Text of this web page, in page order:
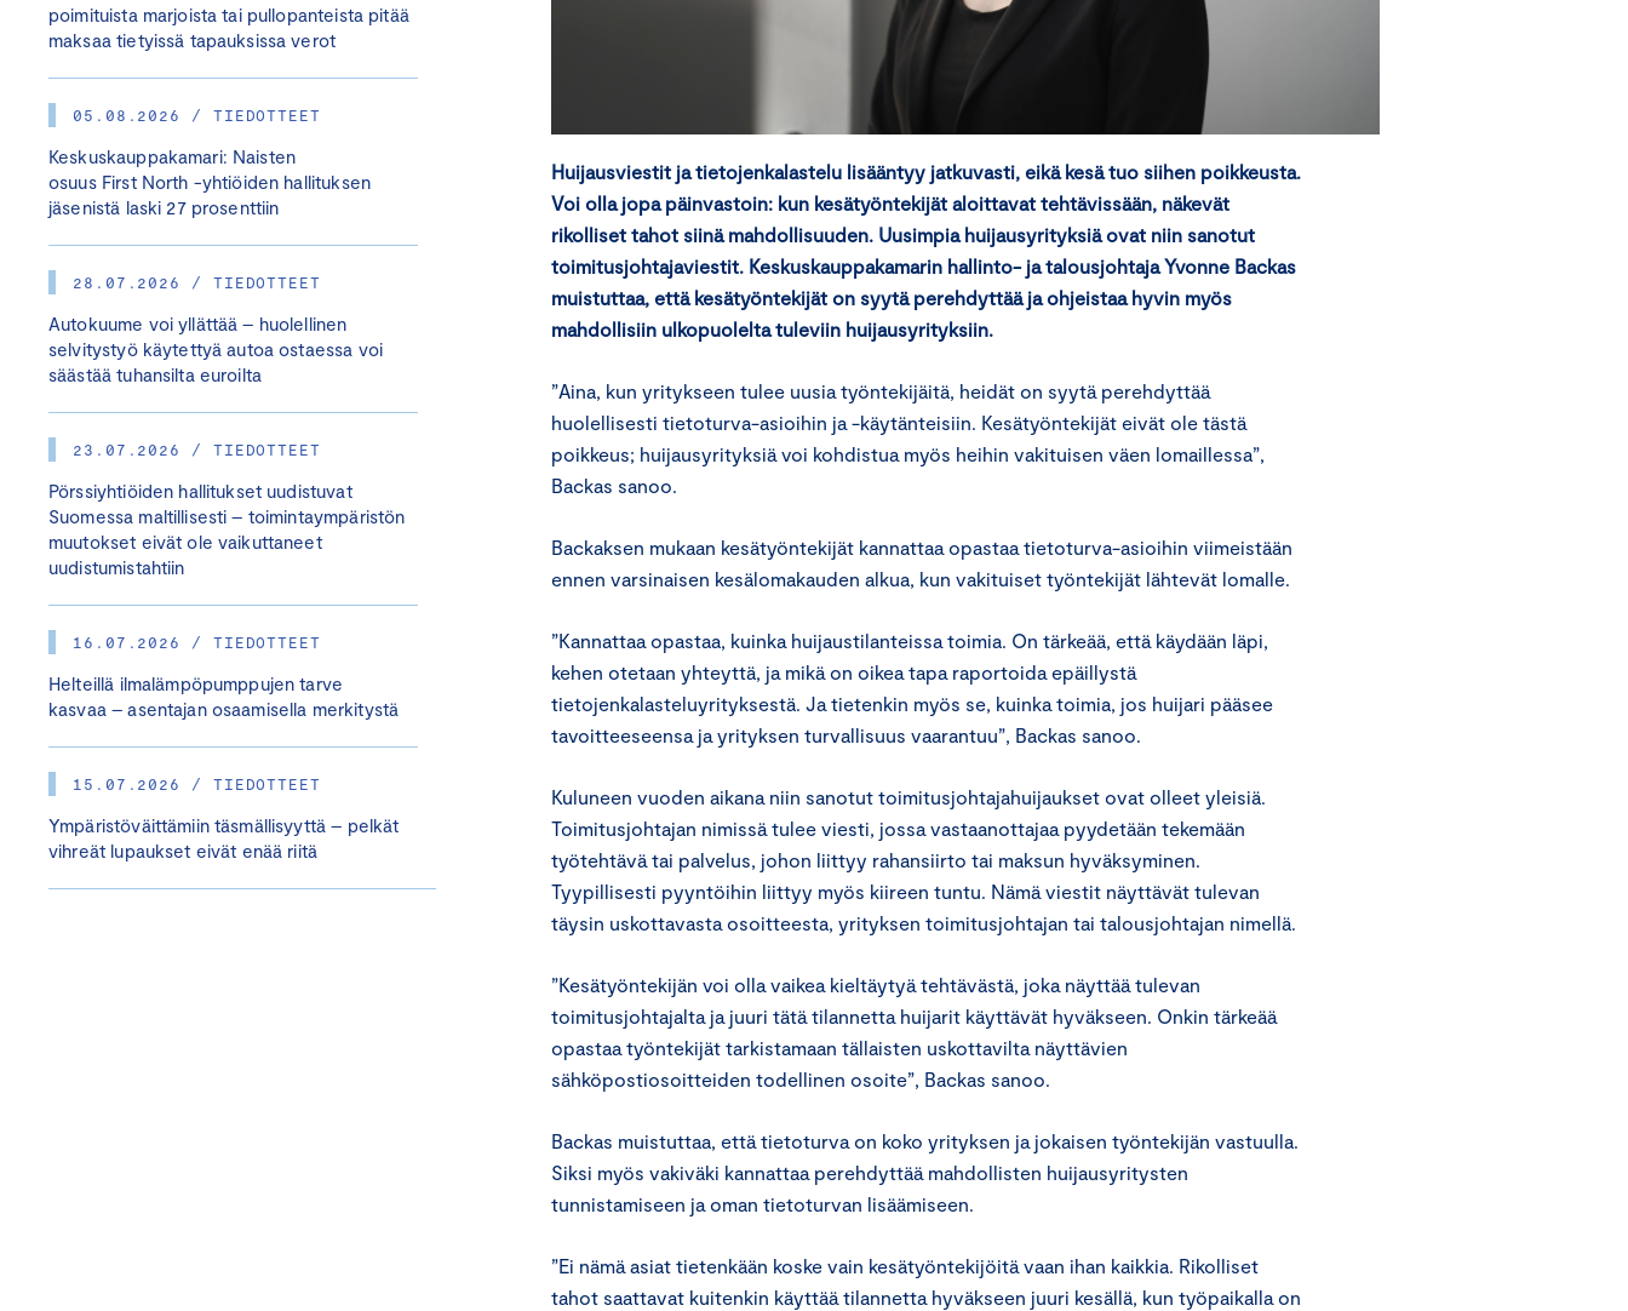
poimituista marjoista tai pullopanteista pitää
maksaa tietyissä tapauksissa verot
05.08.2026 / TIEDOTTEET
Keskuskauppakamari: Naisten
osuus First North -yhtiöiden hallituksen
jäsenistä laski 27 prosenttiin
28.07.2026 / TIEDOTTEET
Autokuume voi yllättää – huolellinen
selvitystyö käytettyä autoa ostaessa voi
säästää tuhansilta euroilta
23.07.2026 / TIEDOTTEET
Pörssiyhtiöiden hallitukset uudistuvat
Suomessa maltillisesti – toimintaympäristön
muutokset eivät ole vaikuttaneet
uudistumistahtiin
16.07.2026 / TIEDOTTEET
Helteillä ilmalämpöpumppujen tarve
kasvaa – asentajan osaamisella merkitystä
15.07.2026 / TIEDOTTEET
Ympäristöväittämiin täsmällisyyttä – pelkät
vihreät lupaukset eivät enää riitä
Huijausviestit ja tietojenkalastelu lisääntyy jatkuvasti, eikä kesä tuo siihen poikkeusta.
Voi olla jopa päinvastoin: kun kesätyöntekijät aloittavat tehtävissään, näkevät
rikolliset tahot siinä mahdollisuuden. Uusimpia huijausyrityksiä ovat niin sanotut
toimitusjohtajaviestit. Keskuskauppakamarin hallinto- ja talousjohtaja Yvonne Backas
muistuttaa, että kesätyöntekijät on syytä perehdyttää ja ohjeistaa hyvin myös
mahdollisiin ulkopuolelta tuleviin huijausyrityksiin.
”Aina, kun yritykseen tulee uusia työntekijäitä, heidät on syytä perehdyttää
huolellisesti tietoturva-asioihin ja -käytänteisiin. Kesätyöntekijät eivät ole tästä
poikkeus; huijausyrityksiä voi kohdistua myös heihin vakituisen väen lomaillessa”,
Backas sanoo.
Backaksen mukaan kesätyöntekijät kannattaa opastaa tietoturva-asioihin viimeistään
ennen varsinaisen kesälomakauden alkua, kun vakituiset työntekijät lähtevät lomalle.
”Kannattaa opastaa, kuinka huijaustilanteissa toimia. On tärkeää, että käydään läpi,
kehen otetaan yhteyttä, ja mikä on oikea tapa raportoida epäillystä
tietojenkalasteluyrityksestä. Ja tietenkin myös se, kuinka toimia, jos huijari pääsee
tavoitteeseensa ja yrityksen turvallisuus vaarantuu”, Backas sanoo.
Kuluneen vuoden aikana niin sanotut toimitusjohtajahuijaukset ovat olleet yleisiä.
Toimitusjohtajan nimissä tulee viesti, jossa vastaanottajaa pyydetään tekemään
työtehtävä tai palvelus, johon liittyy rahansiirto tai maksun hyväksyminen.
Tyypillisesti pyyntöihin liittyy myös kiireen tuntu. Nämä viestit näyttävät tulevan
täysin uskottavasta osoitteesta, yrityksen toimitusjohtajan tai talousjohtajan nimellä.
”Kesätyöntekijän voi olla vaikea kieltäytyä tehtävästä, joka näyttää tulevan
toimitusjohtajalta ja juuri tätä tilannetta huijarit käyttävät hyväkseen. Onkin tärkeää
opastaa työntekijät tarkistamaan tällaisten uskottavilta näyttävien
sähköpostiosoitteiden todellinen osoite”, Backas sanoo.
Backas muistuttaa, että tietoturva on koko yrityksen ja jokaisen työntekijän vastuulla.
Siksi myös vakiväki kannattaa perehdyttää mahdollisten huijausyritysten
tunnistamiseen ja oman tietoturvan lisäämiseen.
”Ei nämä asiat tietenkään koske vain kesätyöntekijöitä vaan ihan kaikkia. Rikolliset
tahot saattavat kuitenkin käyttää tilannetta hyväkseen juuri kesällä, kun työpaikalla on